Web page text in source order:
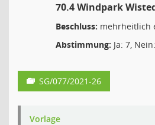
70.4 Windpark
Beschluss: mehrheitlich
Abstimmung: Ja: 7,
SG/077/2021-26
Vorlage